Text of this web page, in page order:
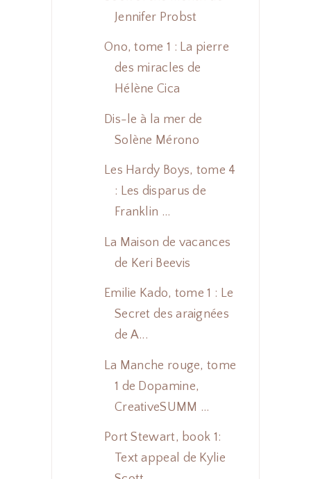
Jennifer Probst
Ono, tome 1 : La pierre
des miracles de
Hélène Cica
Dis-le à la mer de
Solène Mérono
Les Hardy Boys, tome 4
: Les disparus de
Franklin ...
La Maison de vacances
de Keri Beevis
Emilie Kado, tome 1 : Le
Secret des araignées
de A...
La Manche rouge, tome
1 de Dopamine,
CreativeSUMM ...
Port Stewart, book 1:
Text appeal de Kylie